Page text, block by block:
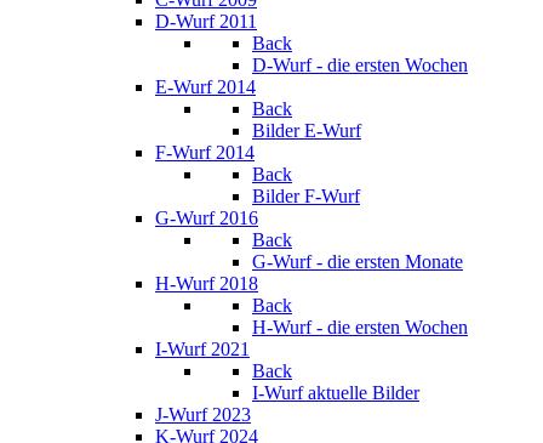
D-Wurf 2011
Back
D-Wurf - die ersten Wochen
E-Wurf 2014
Back
Bilder E-Wurf
F-Wurf 2014
Back
Bilder F-Wurf
G-Wurf 2016
Back
G-Wurf - die ersten Monate
H-Wurf 2018
Back
H-Wurf - die ersten Wochen
I-Wurf 2021
Back
I-Wurf aktuelle Bilder
J-Wurf 2023
K-Wurf 2024